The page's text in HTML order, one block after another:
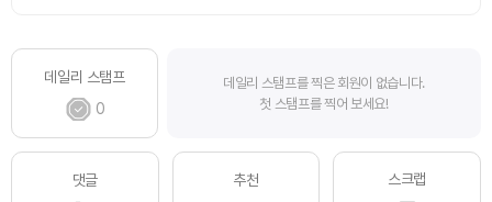
데일리 스탬프
0
데일리 스탬프를 찍은 회원이 없습니다.
첫 스탬프를 찍어 보세요!
댓글
추천
스크랩